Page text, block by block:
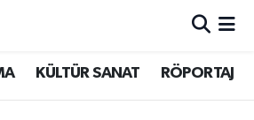
KÜLTÜR SANAT RÖPORTAJ
Eczaneler